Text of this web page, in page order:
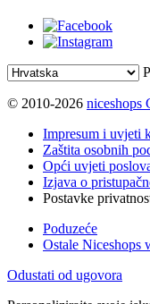
© 2010-2026 niceshops
Impresum i uvjeti
Zaštita osobnih
Opći uvjeti
Izjava o
Postavke
Poduzeće
Ostale Niceshops
Odustati od ugovora